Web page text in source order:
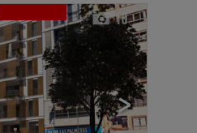
>
10